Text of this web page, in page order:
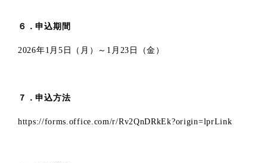
６．申込期間
2026年1月5日（月）～1月23日（金）
７．申込方法
https://forms.office.com/r/Rv2QnDRkEk?origin=lprLink